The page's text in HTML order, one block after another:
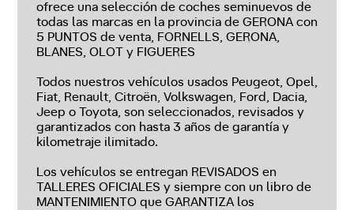
ofrece una selección de coches seminuevos de
todas las marcas en la provincia de GERONA con
5 PUNTOS de venta, FORNELLS, GERONA,
BLANES, OLOT y FIGUERES
Todos nuestros vehículos usados Peugeot, Opel,
Fiat, Renault, Citroën, Volkswagen, Ford, Dacia,
Jeep o Toyota, son seleccionados, revisados y
garantizados con hasta 3 años de garantía y
kilometraje ilimitado.
Los vehículos se entregan REVISADOS en
TALLERES OFICIALES y siempre con un libro de
MANTENIMIENTO que GARANTIZA los